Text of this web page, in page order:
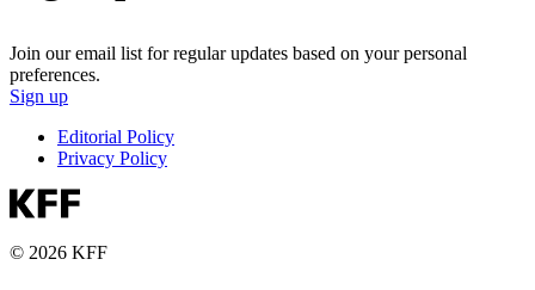
Join our email list for regular updates based on your personal
preferences.
Sign up
Editorial Policy
Privacy Policy
© 2026 KFF